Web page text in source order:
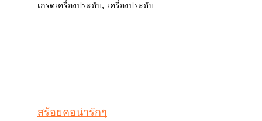
เกรดเครื่องประดับ, เครื่องประดับ
สร้อยคอน่ารักๆ